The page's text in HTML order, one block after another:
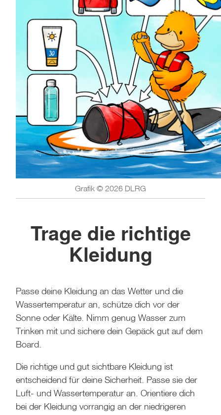
Grafik © 2026 DLRG
Trage die richtige
Kleidung
Passe deine Kleidung an das Wetter und die
Wassertemperatur an, schütze dich vor der
Sonne oder Kälte. Nimm genug Wasser zum
Trinken mit und sichere dein Gepäck gut auf dem
Board.
Die richtige und gut sichtbare Kleidung ist
entscheidend für deine Sicherheit. Passe sie der
Luft- und Wassertemperatur an. Orientiere dich
bei der Kleidung vorrangig an der niedrigeren